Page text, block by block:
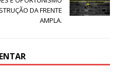
DA FRENTE
AMPLA.